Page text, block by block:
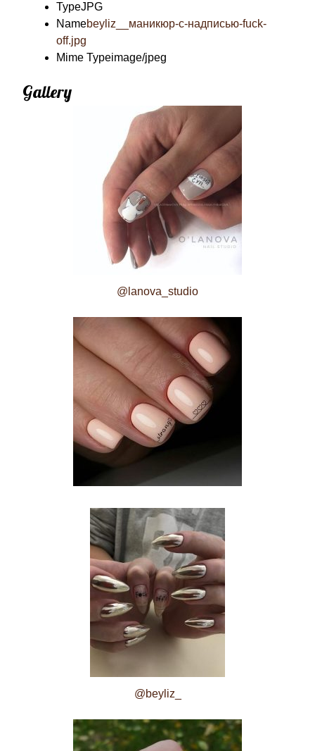
TypeJPG
Namebeyliz__маникюр-с-надписью-fuck-
off.jpg
Mime Typeimage/jpeg
Gallery
@lanova_studio
@beyliz_